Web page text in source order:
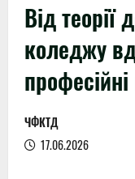
Від теорії
коледжу
ЧФКТД
17.06.2026